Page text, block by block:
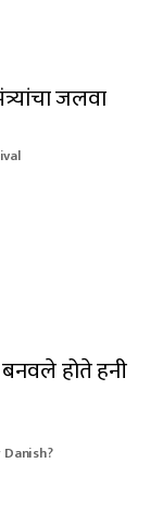
जलवा
बनवले होते हनी